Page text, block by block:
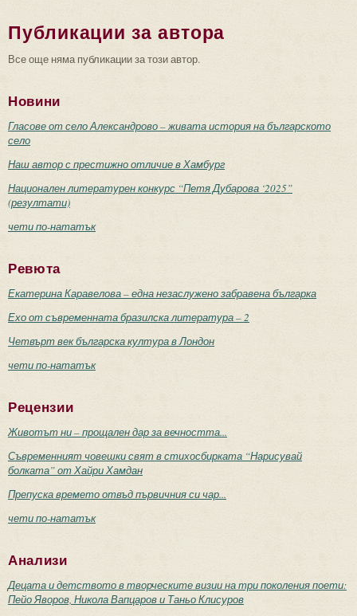
Публикации за автора
Все още няма публикации за този автор.
Новини
Гласове от село Александрово – живата история на българското
село
Наш автор с престижно отличие в Хамбург
Национален литературен конкурс “Петя Дубарова ‘2025”
(резултати)
чети по-нататък
Ревюта
Екатерина Каравелова – една незаслужено забравена българка
Ехо от съвременната бразилска литература – 2
Четвърт век българска култура в Лондон
чети по-нататък
Рецензии
Животът ни – прощален дар за вечността...
Съвременният човешки свят в стихосбирката “Нарисувай
болката” от Хайри Хамдан
Препуска времето отвъд първичния си чар...
чети по-нататък
Анализи
Децата и детството в творческите визии на три поколения поети:
Пейо Яворов, Никола Вапцаров и Таньо Клисуров